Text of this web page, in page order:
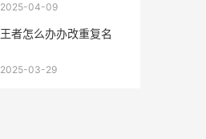
2025-04-09
王者怎么办办改重复名
2025-03-29